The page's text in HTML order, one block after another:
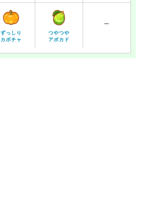
ずっしり
カボチャ
つやつや
アボカド
ー